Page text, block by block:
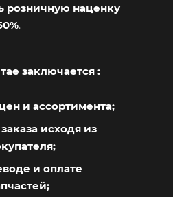
розничную наценку
.
заключается :
и ассортимента;
исходя из
и оплате